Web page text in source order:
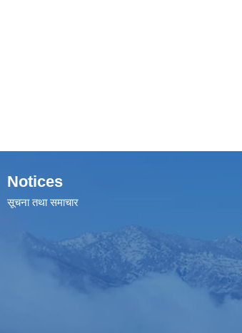
Notices
सूचना तथा समाचार